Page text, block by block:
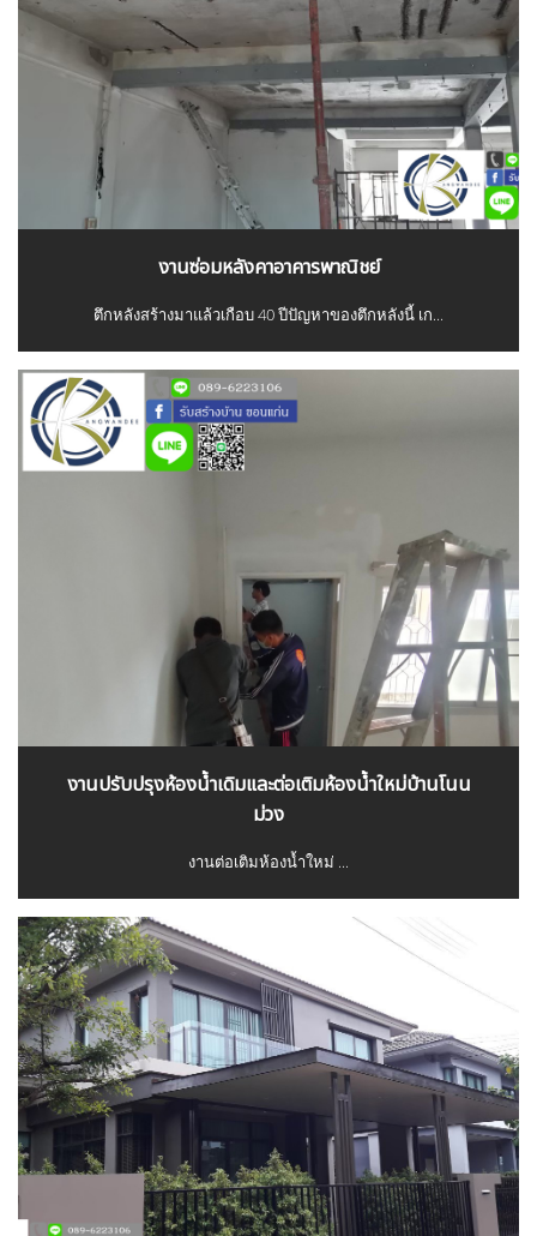
งานซ่อมหลังคาอาคารพาณิชย์
ตึกหลังสร้างมาแล้วเกือบ 40 ปีปัญหาของตึกหลังนี้ เก...
งานปรับปรุงห้องน้ำเดิมและต่อเติมห้องน้ำใหม่บ้านโนน
ม่วง
งานต่อเติมห้องน้ำใหม่ ...